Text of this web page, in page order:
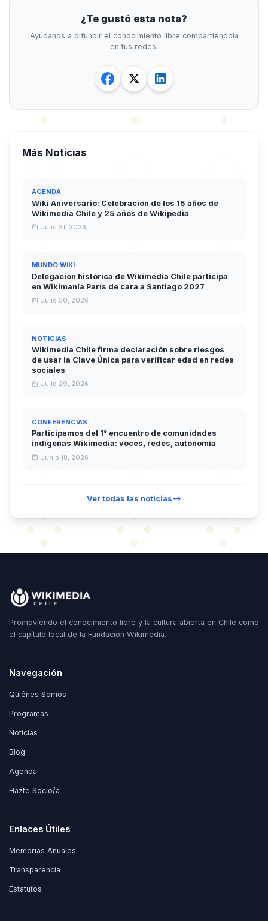
¿Te gustó esta nota?
Ayúdanos a difundir el conocimiento libre compartiéndola
en tus redes.
Más Noticias
AGENDA
Wiki Aniversario: Celebración de los 15 años de
Wikimedia Chile y 25 años de Wikipedia
Julio 31, 2026
MUNDO WIKI
Delegación histórica de Wikimedia Chile participa
en Wikimanía París de cara a Santiago 2027
Julio 30, 2026
NOTICIAS
Wikimedia Chile firma declaración sobre riesgos
de usar la Clave Única para verificar edad en redes
sociales
Julio 29, 2026
CONFERENCIAS
Participamos del 1° encuentro de comunidades
indígenas Wikimedia: voces, redes, autonomía
Junio 18, 2026
Ver todas las noticias
Promoviendo el conocimiento libre y la cultura abierta en Chile como
el capítulo local de la Fundación Wikimedia.
Navegación
Quiénes Somos
Programas
Noticias
Blog
Agenda
Hazte Socio/a
Enlaces Útiles
Memorias Anuales
Transparencia
Estatutos